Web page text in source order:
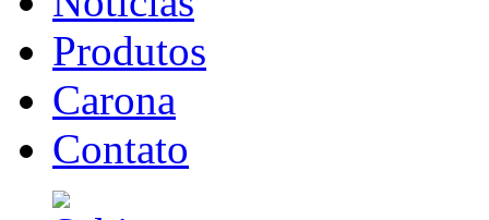
Produtos
Carona
Contato